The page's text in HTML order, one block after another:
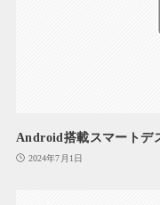
Android搭載スマート
2024年7月1日